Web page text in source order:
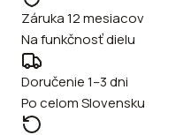
Záruka 12 mesiacov
Na funkčnosť dielu
Doručenie 1–3 dni
Po celom Slovensku